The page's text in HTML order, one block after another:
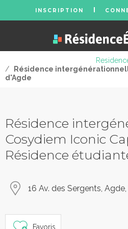
INSCRIPTION
/
Résidence
d'Agde
Résidence
Cosydiem Iconic
Résidence
16 Av. des Sergents,
Favoris